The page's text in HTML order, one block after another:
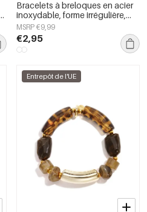
Bracelets à breloques en acier
inoxydable, forme irrégulière,
collection Simple Daily Simple,
bijoux pour femmes
MSRP €9,99
€2,95
Entrepôt de l'UE